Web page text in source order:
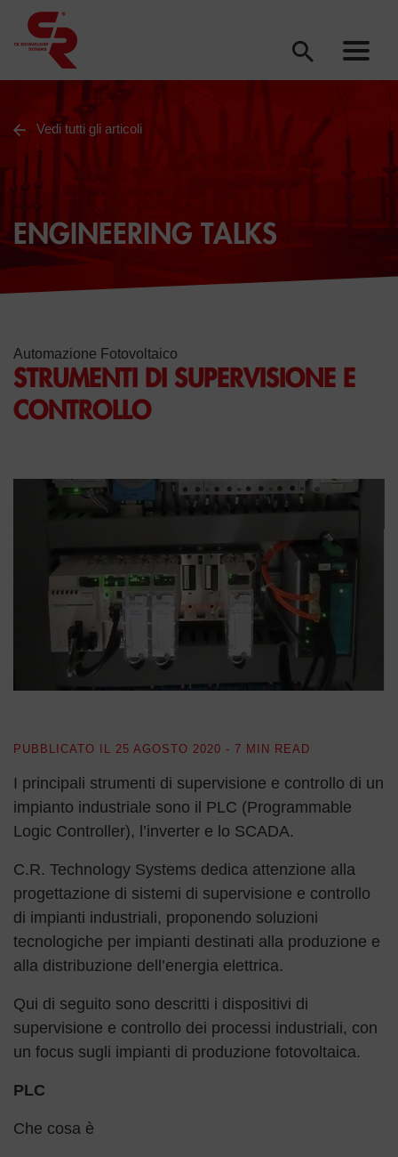
ENGINEERING TALKS
Vedi tutti gli articoli
Automazione Fotovoltaico
STRUMENTI DI SUPERVISIONE E
CONTROLLO
PUBBLICATO IL 25 AGOSTO 2020 - 7 MIN READ
I principali strumenti di supervisione e controllo di un
impianto industriale sono il PLC (Programmable
Logic Controller), l’inverter e lo SCADA.
C.R. Technology Systems dedica attenzione alla
progettazione di sistemi di supervisione e controllo
di impianti industriali, proponendo soluzioni
tecnologiche per impianti destinati alla produzione e
alla distribuzione dell’energia elettrica.
Qui di seguito sono descritti i dispositivi di
supervisione e controllo dei processi industriali, con
un focus sugli impianti di produzione fotovoltaica.
PLC
Che cosa è